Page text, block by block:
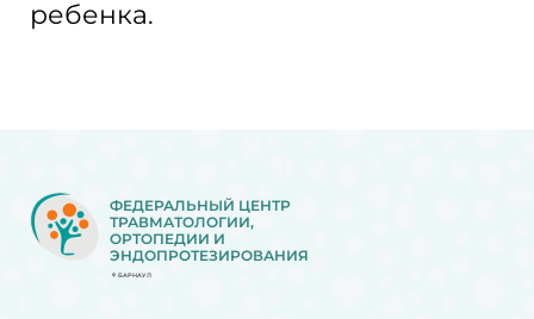
ребенка.
ФЕДЕРАЛЬНЫЙ ЦЕНТР
ТРАВМАТОЛОГИИ,
ОРТОПЕДИИ И
ЭНДОПРОТЕЗИРОВАНИЯ
БАРНАУЛ